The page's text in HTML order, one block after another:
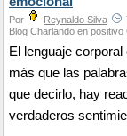
Por Reynaldo Silva
Blog Charlando en positivo
El lenguaje
más que las
que decirlo, hay
verdaderos